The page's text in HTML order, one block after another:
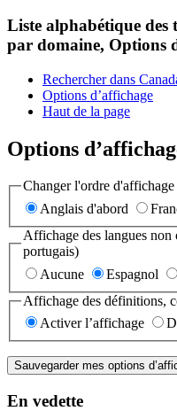
Liste alphabétique des
par domaine, Options
Rechercher dans
Options d’affichage
Haut de la page
Options
Changer l'ordre
Anglais d'abord
Affichage des langues
portugais)
Aucune
Espagnol
Affichage des définitions,
Activer l’affichage
Sauvegarder mes options
En vedette